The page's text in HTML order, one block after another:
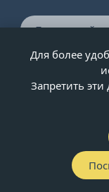
© ООО «Двери-и-
Для более
Запретить